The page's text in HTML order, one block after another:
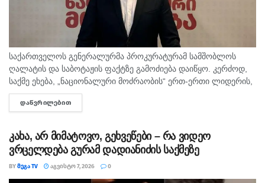
საქართველოს გენერალურმა პროკურატურამ სამშობლოს
ღალატის და საბოტაჟის ფაქტზე გამოძიება დაიწყო. კერძოდ,
საქმე ეხება, „ნაციონალური მოძრაობის“ ერთ-ერთი ლიდერის,
გიორგი ბარამიძის მიერ იაგო ხვიჩიასთვის მიცემულ
ინტერვიუს, სადაც ის აღნიშნავს, რომ რომ აფხაზეთში...
ᲓᲐᲬᲕᲠᲘᲚᲔᲑᲘᲗ
კახა, არ მიმატოვო, გეხვეწები – რა ვიდეო
ვრცელდება გურამ დადიანიძის საქმეზე
BYᲛᲔᲒᲐ TV ᲐᲒᲕᲘᲡᲢᲝ 7, 2026 0